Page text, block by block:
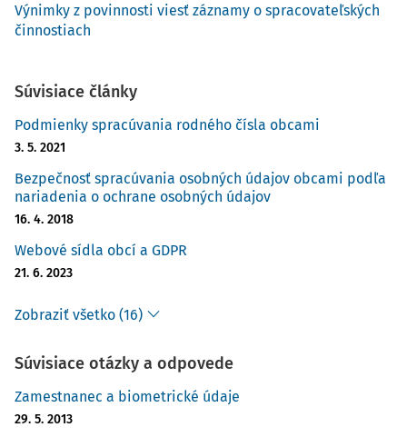
Výnimky z povinnosti viesť záznamy o spracovateľských
činnostiach
Súvisiace články
Podmienky spracúvania rodného čísla obcami
3. 5. 2021
Bezpečnosť spracúvania osobných údajov obcami podľa
nariadenia o ochrane osobných údajov
16. 4. 2018
Webové sídla obcí a GDPR
21. 6. 2023
Zobraziť všetko (16)
Súvisiace otázky a odpovede
Zamestnanec a biometrické údaje
29. 5. 2013